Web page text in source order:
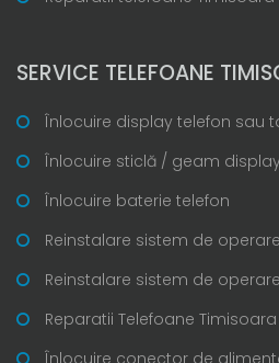
SERVICE TELEFOANE
Înlocuire display telefon sau
Înlocuire sticlă / geam
Înlocuire baterie telefon
Reinstalare sistem de
Reinstalare sistem de
Reparatii Telefoane
Înlocuire conector de